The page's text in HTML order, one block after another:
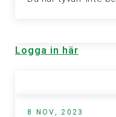
Logga in här
8 NOV, 2023